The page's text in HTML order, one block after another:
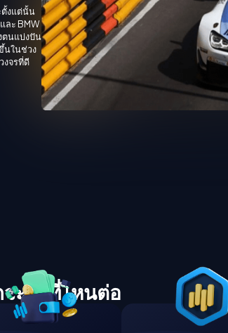
ตั้งแต่นั้น
ละ BMW
ตนแบ่งปัน
นในช่วง
งจรที่ดี
จะไปที่ไหนต่อ